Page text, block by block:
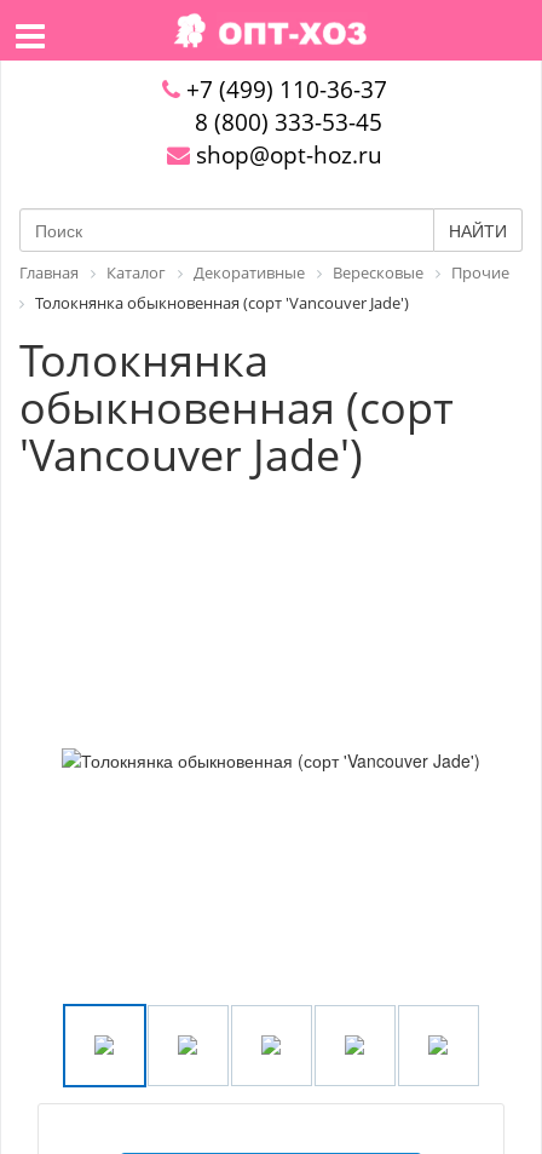
+7 (499) 110-36-37
8 (800) 333-53-45
shop@opt-hoz.ru
НАЙТИ
Главная Каталог Декоративные Вересковые
Прочие
Толокнянка обыкновенная (сорт 'Vancouver Jade')
Толокнянка
обыкновенная (сорт
'Vancouver Jade')